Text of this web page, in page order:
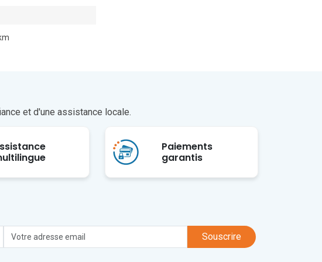
et d'une assistance locale.
Paiements
garantis
Souscrire